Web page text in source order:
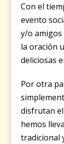
Con el
evento
y/o
la oración
deliciosas
Por otra
disfrutan
hemos
tradicional